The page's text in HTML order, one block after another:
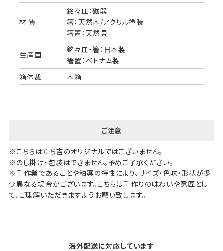
材 質
銘々皿：磁器
箸：天然木/アクリル塗装
箸置：天然貝
生産国
銘々皿・箸：日本製
箸置：ベトナム製
箱体裁
木箱
ご注意
※こちらはたち吉のオリジナルではございません。
※のし掛け・包装はできません。予めご了承ください。
※手作業であることや釉薬の特性により、サイズ・色味・形状が多
少異なる場合がございます。こちらは手作りの味わいや意匠とし
て、ご理解いただきますようお願い致します。
海外配送に対応しています